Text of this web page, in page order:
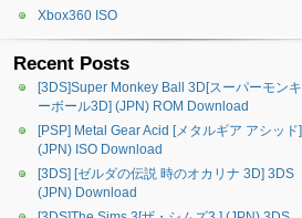
Xbox360 ISO
Recent Posts
[3DS]Super Monkey Ball 3D[スーパーモンキ
ーボール3D] (JPN) ROM Download
[PSP] Metal Gear Acid [メタルギア アシッド]
(JPN) ISO Download
[3DS] [ゼルダの伝説 時のオカリナ 3D] 3DS
(JPN) Download